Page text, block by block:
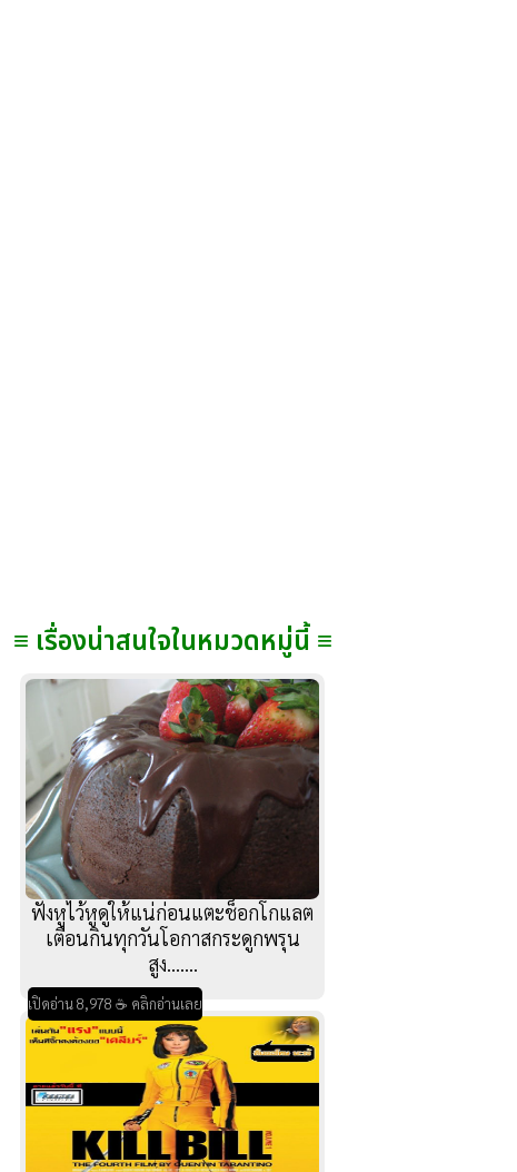
≡ เรื่องน่าสนใจในหมวดหมู่นี้ ≡
ฟังหูไว้หูดูให้แน่ก่อนแตะช็อกโกแลต
เตือนกินทุกวันโอกาสกระดูกพรุน
สูง.......
เปิดอ่าน 8,978 ☕ คลิกอ่านเลย